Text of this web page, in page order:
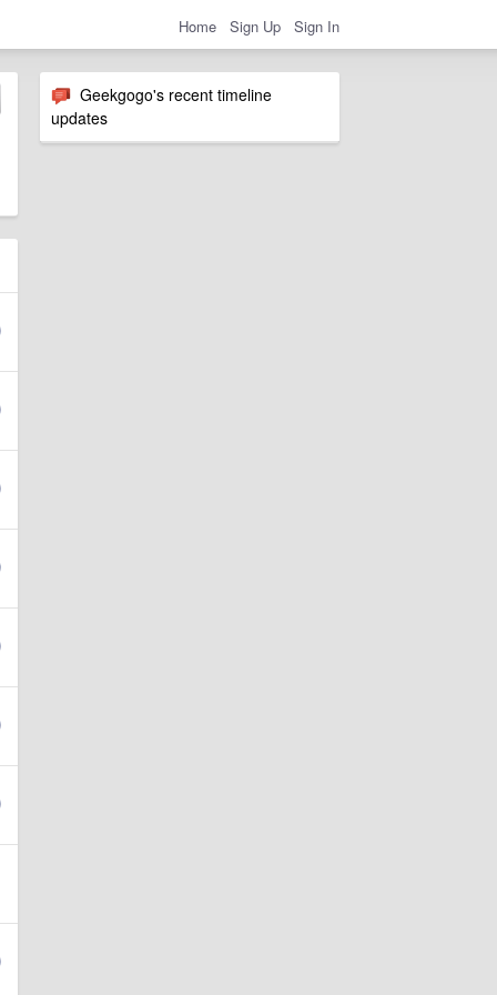
Home Sign Up Sign In
Geekgogo's recent timeline
updates